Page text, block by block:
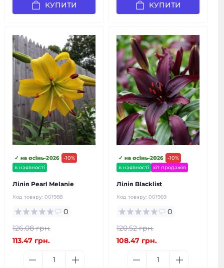
КУПИТИ КУПИТИ
-10%
в наявності
✓ на осінь-2026
Лілія Pearl Melanie
Код товару: 001988
0
126.08 грн.
113.47 грн.
-10%
в наявності
✓ на осінь-2026
хіт продажів
Лілія Blacklist
Код товару: 001969
0
120.52 грн.
108.47 грн.